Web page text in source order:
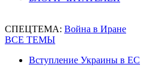
СПЕЦТЕМА: Война в Иране
ВСЕ ТЕМЫ
Вступление Украины в ЕС